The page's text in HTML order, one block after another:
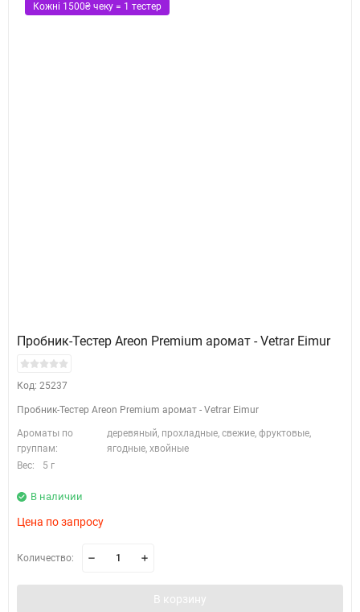
Кожні 1500₴ чеку = 1 тестер
Пробник-Тестер Areon Premium аромат - Vetrar Eimur
Код: 25237
Пробник-Тестер Areon Premium аромат - Vetrar Eimur
Ароматы по
группам:
деревяный, прохладные, свежие, фруктовые,
ягодные, хвойные
Вес:
5 г
В наличии
Цена по запросу
Количество:
В корзину